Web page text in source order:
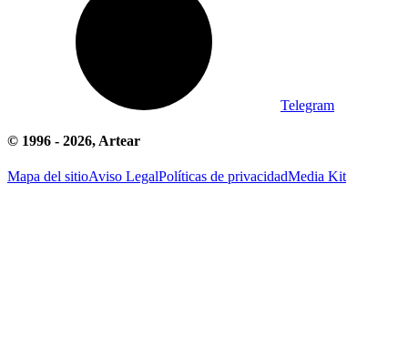
Telegram
© 1996 - 2026, Artear
Mapa del sitioAviso LegalPolíticas de privacidadMedia Kit